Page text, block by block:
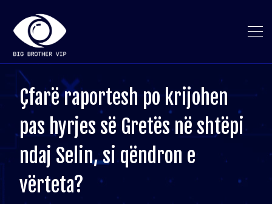
Çfarë raportesh po krijohen
pas hyrjes së Gretës në shtëpi
ndaj Selin, si qëndron e
vërteta?